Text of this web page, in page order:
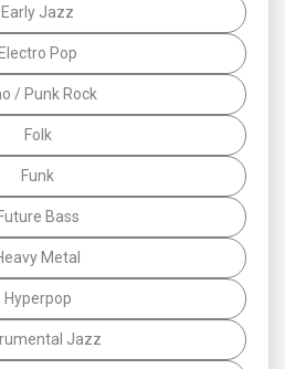
Early Jazz
Pop
/ Punk Rock
Folk
Funk
Bass
Metal
Hyperpop
Jazz